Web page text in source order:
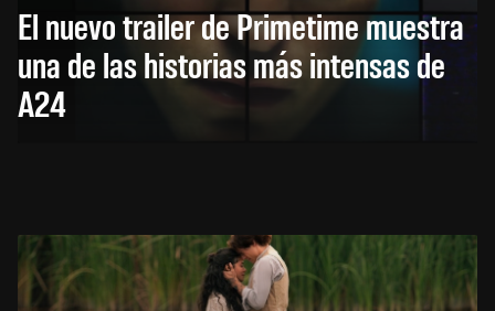
El nuevo trailer de Primetime muestra
una de las historias más intensas de
A24